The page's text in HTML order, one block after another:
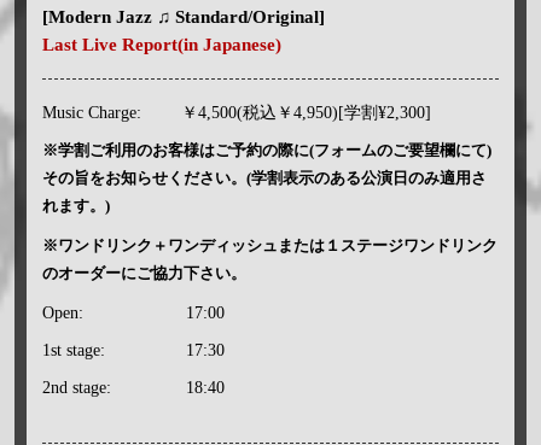
[Modern Jazz ♫ Standard/Original]
Last Live Report(in Japanese)
Music Charge: ￥4,500(税込￥4,950)[学割¥2,300]
※学割ご利用のお客様はご予約の際に(フォームのご要望欄にて)
その旨をお知らせください。(学割表示のある公演日のみ適用さ
れます。)
※ワンドリンク＋ワンディッシュまたは１ステージワンドリンク
のオーダーにご協力下さい。
Open: 17:00
1st stage: 17:30
2nd stage: 18:40